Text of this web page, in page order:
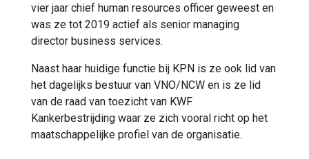
vier jaar chief human resources officer geweest en
was ze tot 2019 actief als senior managing
director business services.
Naast haar huidige functie bij KPN is ze ook lid van
het dagelijks bestuur van VNO/NCW en is ze lid
van de raad van toezicht van KWF
Kankerbestrijding waar ze zich vooral richt op het
maatschappelijke profiel van de organisatie.